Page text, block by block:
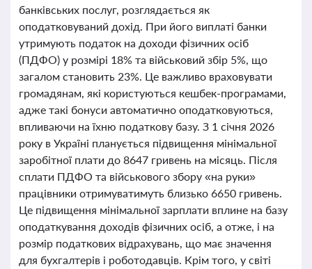
банківських послуг, розглядається як
оподатковуваний дохід. При його виплаті банки
утримують податок на доходи фізичних осіб
(ПДФО) у розмірі 18% та військовий збір 5%, що
загалом становить 23%. Це важливо враховувати
громадянам, які користуються кешбек-програмами,
адже такі бонуси автоматично оподатковуються,
впливаючи на їхню податкову базу. З 1 січня 2026
року в Україні планується підвищення мінімальної
заробітної плати до 8647 гривень на місяць. Після
сплати ПДФО та військового збору «на руки»
працівники отримуватимуть близько 6650 гривень.
Це підвищення мінімальної зарплати вплине на базу
оподаткування доходів фізичних осіб, а отже, і на
розмір податкових відрахувань, що має значення
для бухгалтерів і роботодавців. Крім того, у світі